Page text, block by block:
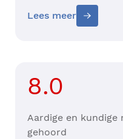
Lees meer
8.0
Aardige en kundige
gehoord